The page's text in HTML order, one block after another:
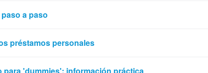
a paso
préstamos personales